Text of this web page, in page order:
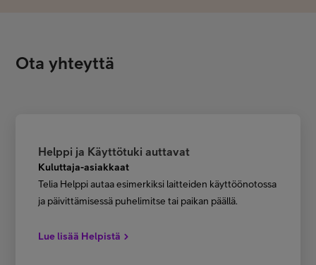
Ota yhteyttä
Helppi ja Käyttötuki auttavat
Kuluttaja-asiakkaat
Telia Helppi autaa esimerkiksi laitteiden käyttöönotossa
ja päivittämisessä puhelimitse tai paikan päällä.
Lue lisää Helpistä